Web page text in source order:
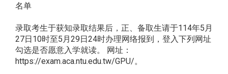
名单
录取考生于获知录取结果后，正、备取生请于114年5月
27日10时至5月29日24时办理网络报到，登入下列网址
勾选是否愿意入学就读。 网址：
https://exam.aca.ntu.edu.tw/GPU/。